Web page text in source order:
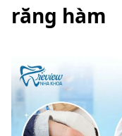
răng hàm